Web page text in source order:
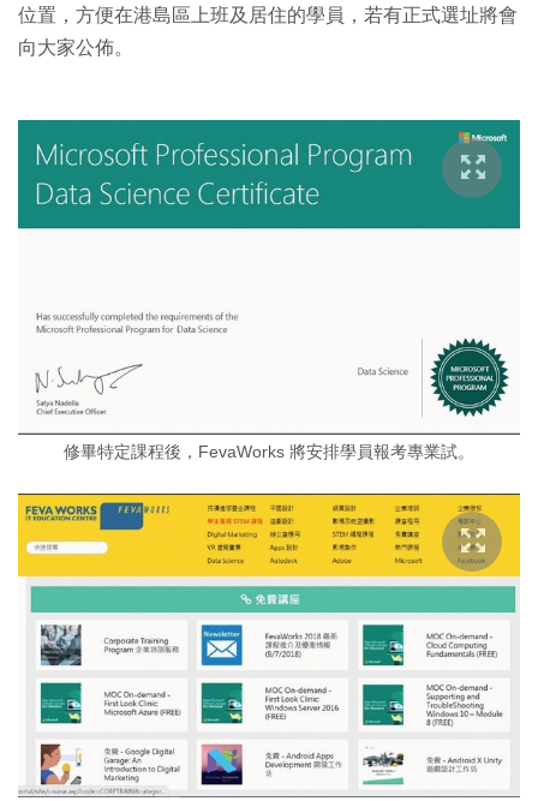
位置，方便在港島區上班及居住的學員，若有正式選址將會
向大家公佈。
修畢特定課程後，FevaWorks 將安排學員報考專業試。